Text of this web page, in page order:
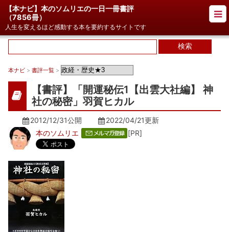
【本ナビ】本のソムリエの一日一冊書評
（7856冊）
人生を変えるほど感動する本を要約するサイトです
本ナビ > 書評一覧 >
【書評】「開運秘伝1【出雲大社編】 神
社の秘密」羽賀ヒカル
2012/12/31公開 2022/04/21更新
本のソムリエ
[PR]